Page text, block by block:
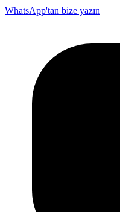
WhatsApp'tan bize yazın